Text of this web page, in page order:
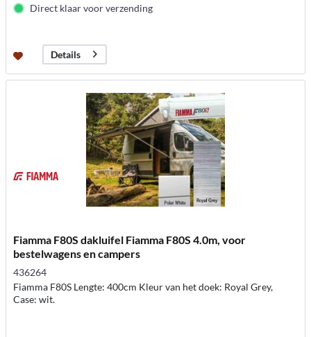
Direct klaar voor verzending
Details
Fiamma F80S dakluifel Fiamma F80S 4.0m, voor
bestelwagens en campers
436264
Fiamma F80S Lengte: 400cm Kleur van het doek: Royal Grey,
Case: wit.